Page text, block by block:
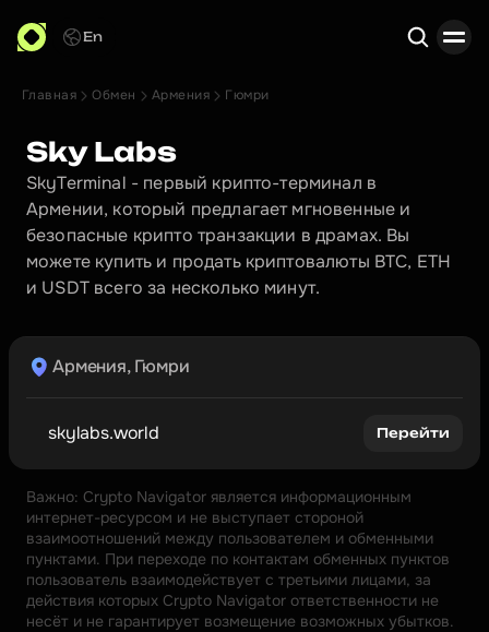
En
Главная Обмен Армения Гюмри
Sky Labs
SkyTerminal - первый крипто-терминал в
Армении, который предлагает мгновенные и
безопасные крипто транзакции в драмах. Вы
можете купить и продать криптовалюты BTC, ETH
и USDT всего за несколько минут.
Армения, Гюмри
skylabs.world Перейти
Важно: Crypto Navigator является информационным
интернет-ресурсом и не выступает стороной
взаимоотношений между пользователем и обменными
пунктами. При переходе по контактам обменных пунктов
пользователь взаимодействует с третьими лицами, за
действия которых Crypto Navigator ответственности не
несёт и не гарантирует возмещение возможных убытков.